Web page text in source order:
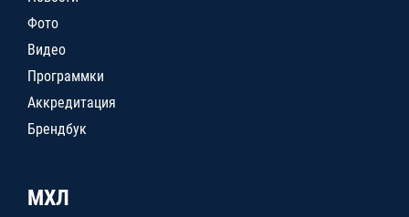
Фото
Видео
Программки
Аккредитация
Брендбук
МХЛ